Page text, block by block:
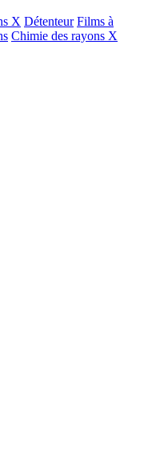
X Détenteur Films à
Chimie des rayons X